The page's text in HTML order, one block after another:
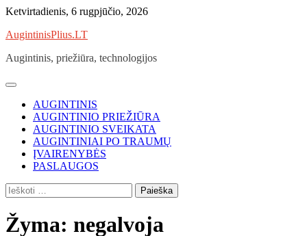
Skip
content
Ketvirtadienis, 6 rugpjūčio, 2026
AugintinisPlius.LT
Augintinis, priežiūra, technologijos
AUGINTINIS
AUGINTINIO PRIEŽIŪRA
AUGINTINIO SVEIKATA
AUGINTINIAI PO TRAUMŲ
ĮVAIRENYBĖS
PASLAUGOS
Ieškoti:
Žyma: negalvoja